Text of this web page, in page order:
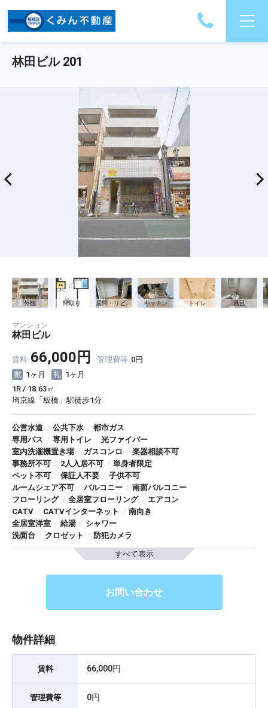
林田ビル 201
外観 間取り 居間・リビング キッチン トイレ 風呂
マンション
林田ビル
賃料 66,000円 管理費等 0円
1ヶ月
1ヶ月
1R / 18.63㎡
埼京線「板橋」駅徒歩1分
公営水道 / 公共下水 / 都市ガス
専用バス / 専用トイレ / 光ファイバー
室内洗濯機置き場 / ガスコンロ / 楽器相談不可
事務所不可 / 2人入居不可 / 単身者限定
ペット不可 / 保証人不要 / 子供不可
ルームシェア不可 / バルコニー / 南面バルコニー
フローリング / 全居室フローリング / エアコン
CATV / CATVインターネット / 南向き
全居室洋室 / 給湯 / シャワー
洗面台 / クロゼット / 防犯カメラ
すべて表示
お問い合わせ
物件詳細
賃料 66,000円
管理費等 0円